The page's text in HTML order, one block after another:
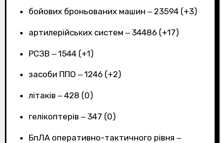
бойових броньованих машин ‒ 23594 (+3)
артилерійських систем ‒ 34486 (+17)
РСЗВ ‒ 1544 (+1)
засоби ППО ‒ 1246 (+2)
літаків ‒ 428 (0)
гелікоптерів ‒ 347 (0)
БпЛА оперативно-тактичного рівня ‒